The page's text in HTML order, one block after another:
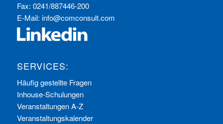
Fax: 0241/887446-200
E-Mail: info@comconsult.com
SERVICES:
Häufig gestellte Fragen
Inhouse-Schulungen
Veranstaltungen A-Z
Veranstaltungskalender